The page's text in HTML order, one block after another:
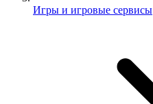
Игры и игровые сервисы